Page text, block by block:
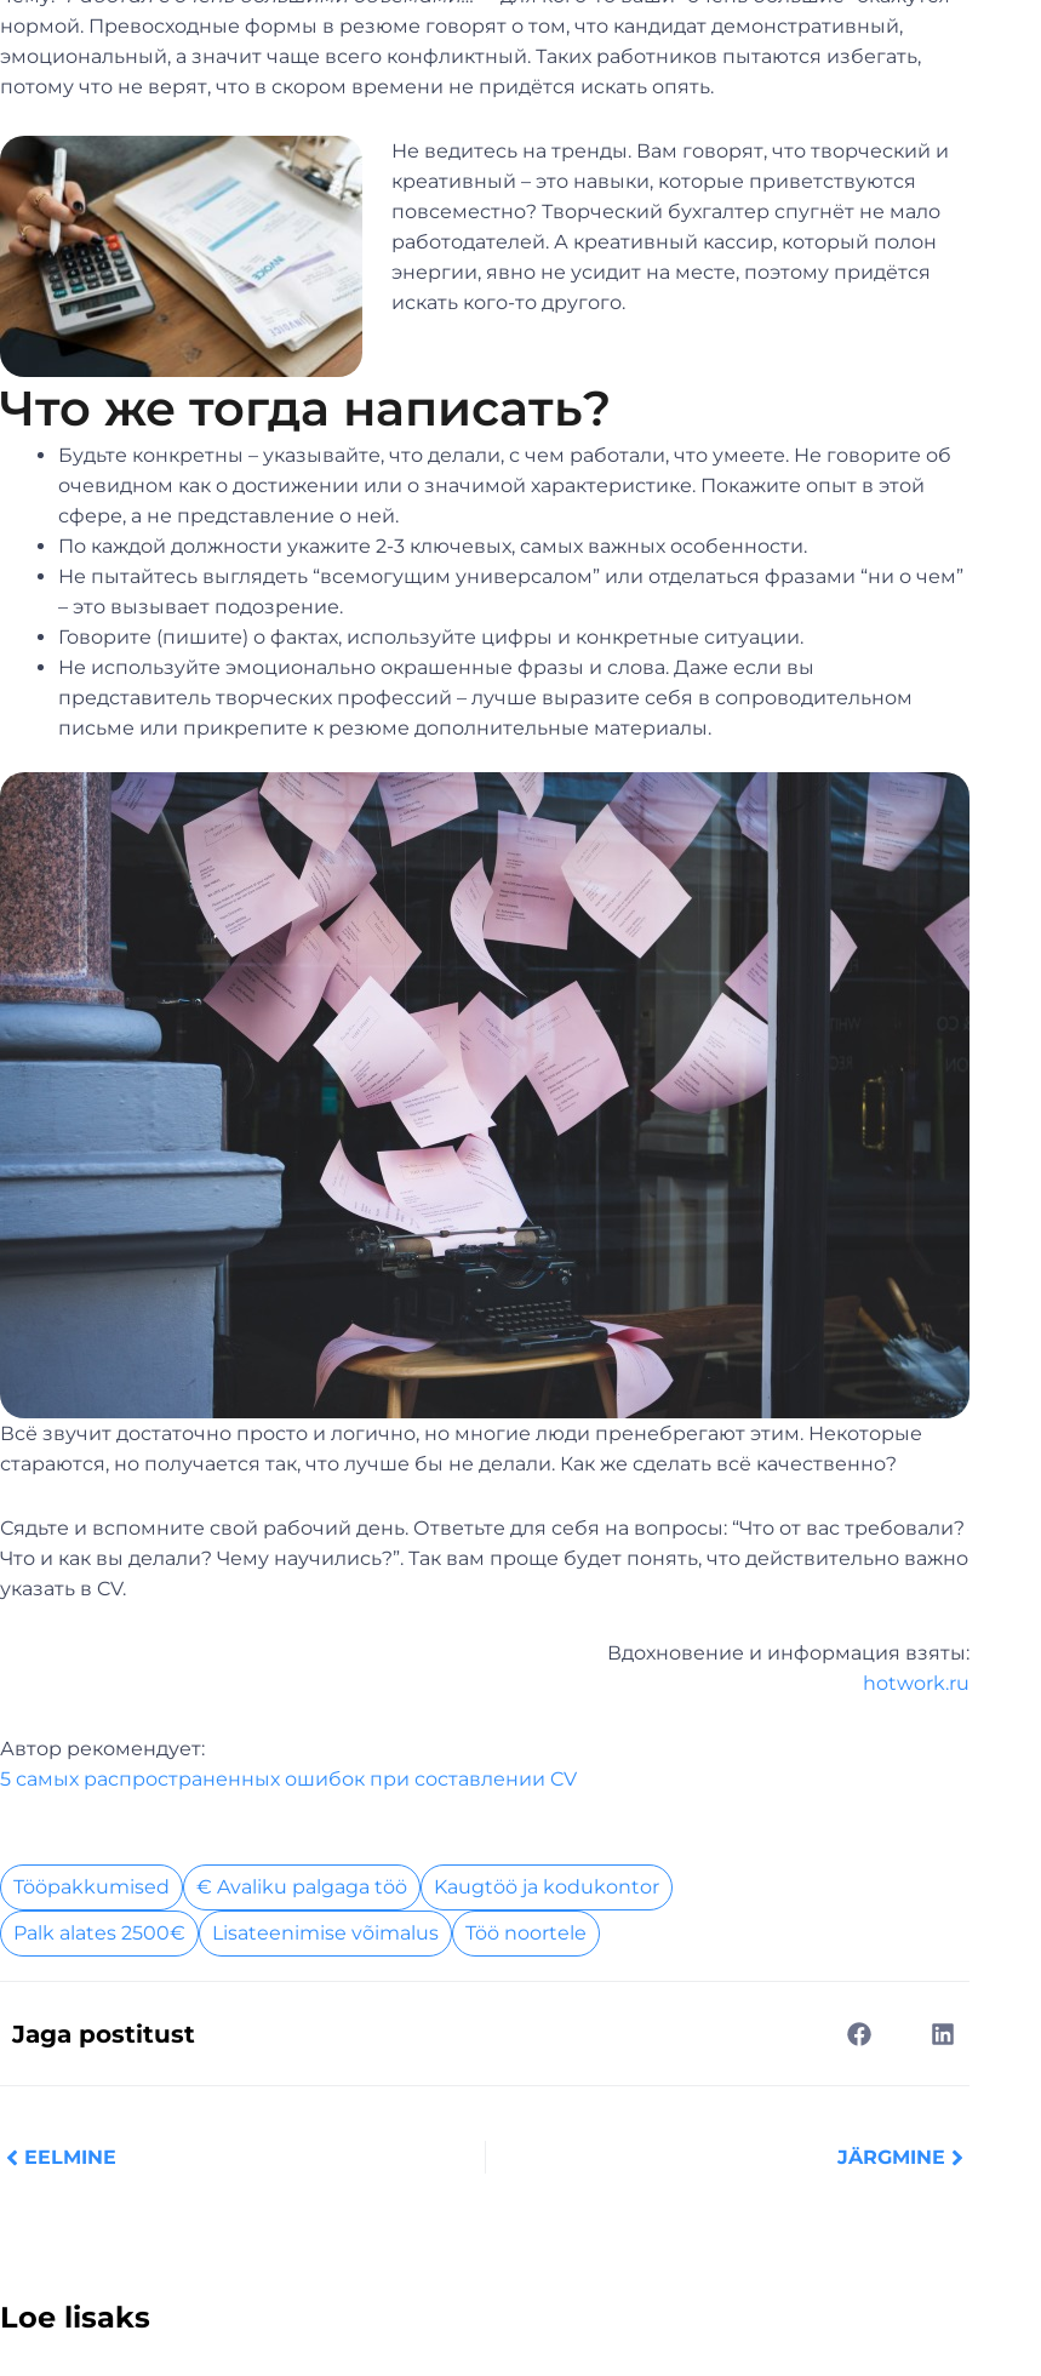
нормой. Превосходные формы в резюме говорят о том, что кандидат демонстративный,
эмоциональный, а значит чаще всего конфликтный. Таких работников пытаются избегать,
потому что не верят, что в скором времени не придётся искать опять.
Не ведитесь на тренды. Вам говорят, что творческий и
креативный – это навыки, которые приветствуются
повсеместно? Творческий бухгалтер спугнёт не мало
работодателей. А креативный кассир, который полон
энергии, явно не усидит на месте, поэтому придётся
искать кого-то другого.
Что же тогда написать?
Будьте конкретны – указывайте, что делали, с чем работали, что умеете. Не говорите об
очевидном как о достижении или о значимой характеристике. Покажите опыт в этой
сфере, а не представление о ней.
По каждой должности укажите 2-3 ключевых, самых важных особенности.
Не пытайтесь выглядеть “всемогущим универсалом” или отделаться фразами “ни о чем”
– это вызывает подозрение.
Говорите (пишите) о фактах, используйте цифры и конкретные ситуации.
Не используйте эмоционально окрашенные фразы и слова. Даже если вы
представитель творческих профессий – лучше выразите себя в сопроводительном
письме или прикрепите к резюме дополнительные материалы.
Всё звучит достаточно просто и логично, но многие люди пренебрегают этим. Некоторые
стараются, но получается так, что лучше бы не делали. Как же сделать всё качественно?
Сядьте и вспомните свой рабочий день. Ответьте для себя на вопросы: “Что от вас требовали?
Что и как вы делали? Чему научились?”. Так вам проще будет понять, что действительно важно
указать в CV.
Вдохновение и информация взяты:
hotwork.ru
Автор рекомендует:
5 самых распространенных ошибок при составлении CV
Tööpakkumised € Avaliku palgaga töö
Kaugtöö ja kodukontor
Palk alates 2500€
Lisateenimise võimalus Töö noortele
Jaga postitust
EELMINE JÄRGMINE
Loe lisaks